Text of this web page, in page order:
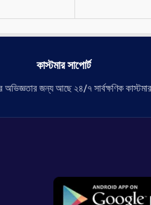
কাস্টমার সাপোর্ট
অভিজ্ঞতার জন্য আছে ২৪/৭ সার্বক্ষণিক